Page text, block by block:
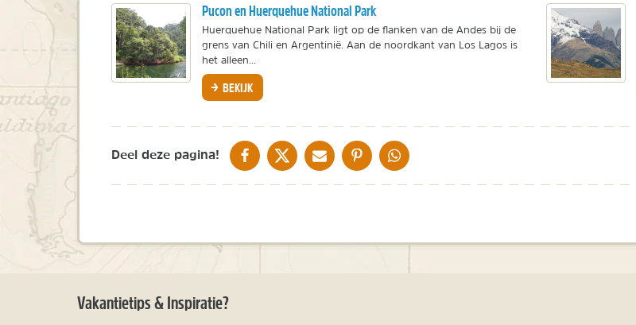
Pucon en Huerquehue National Park
Huerquehue National Park ligt op de flanken van de Andes bij de
grens van Chili en Argentinië. Aan de noordkant van Los Lagos is
het alleen...
BEKIJK
Deel deze pagina! DELEN OP FACEBOOK
DELEN OP XDELEN VIA DE MAIL
DELEN OP PINTEREST
DELEN OP WHATSAPP
Vakantietips & Inspiratie?